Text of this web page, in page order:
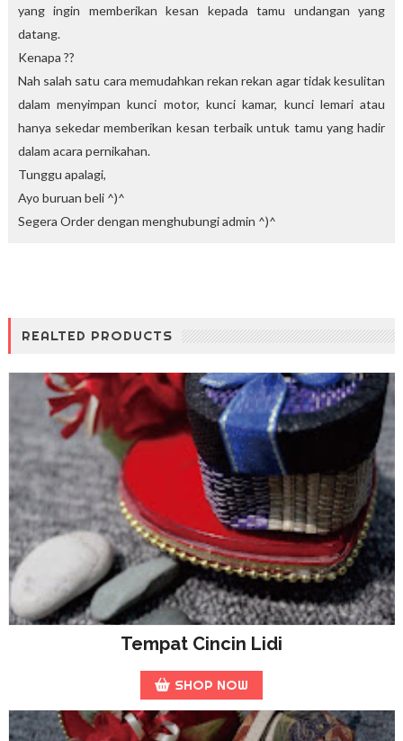
yang ingin memberikan kesan kepada tamu undangan yang
datang.
Kenapa ??
Nah salah satu cara memudahkan rekan rekan agar tidak kesulitan
dalam menyimpan kunci motor, kunci kamar, kunci lemari atau
hanya sekedar memberikan kesan terbaik untuk tamu yang hadir
dalam acara pernikahan.
Tunggu apalagi,
Ayo buruan beli ^)^
Segera Order dengan menghubungi admin ^)^
REALTED PRODUCTS
Tempat Cincin Lidi
SHOP NOW